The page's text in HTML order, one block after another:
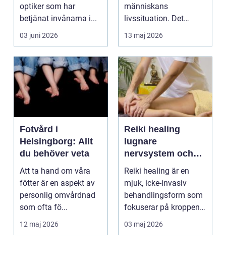
optiker som har
betjänat invånarna i...
03 juni 2026
människans
livssituation. Det
handlar sällan bara
13 maj 2026
Fotvård i
Helsingborg: Allt
du behöver veta
Att ta hand om våra
fötter är en aspekt av
personlig omvårdnad
som ofta fö...
12 maj 2026
Reiki healing
lugnare
nervsystem och
djupare
återhämtning
Reiki healing är en
mjuk, icke-invasiv
behandlingsform som
fokuserar på kroppens
egen förmåga att lä...
03 maj 2026